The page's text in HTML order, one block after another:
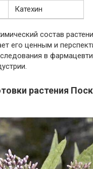
Катехин
состав
его ценным и
в
растения